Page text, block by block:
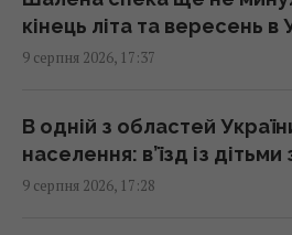
17:00 неділя, 09 серпня 2026
росту жертв серед
України, – CNN
16:56 неділя, 09 серпня 2026
кінець літа та вересень в
9 серпня 2026, 17:37
В одній з областей
населення: в’їзд із
9 серпня 2026, 17:28